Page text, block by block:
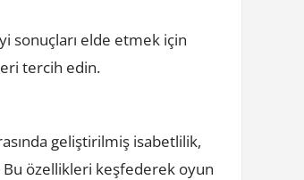
sonuçları elde etmek için
tercih edin.
geliştirilmiş isabetlilik,
Bu özellikleri keşfederek oyun